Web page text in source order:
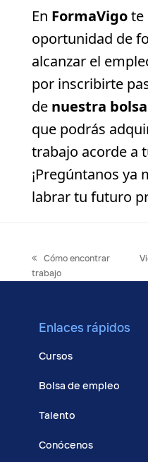
En FormaVigote
oportunidad de
alcanzar el
por inscribirte
de nuestra
que podrás
trabajo acorde a
¡Pregúntanos ya
labrar tu futuro
previous
post:
Cómo encontrar
trabajo
Enlaces rápidos
Cursos
Bolsa de empleo
Talento
Conócenos